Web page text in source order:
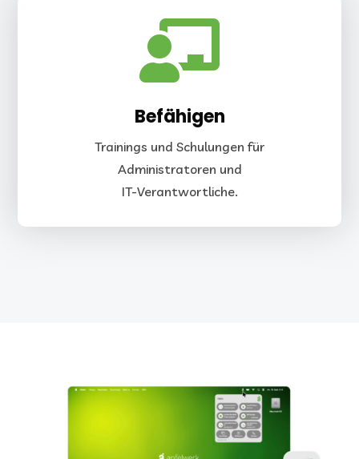

Befähigen
Trainings und Schulungen für
Administratoren und
IT-Verantwortliche.